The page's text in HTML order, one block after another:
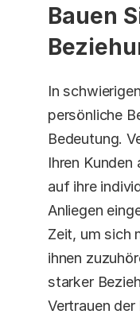
Bauen
In
persönliche
Bedeutung.
Ihren
auf ihre
Anliegen
Zeit, um sich
ihnen
starker
Vertrauen